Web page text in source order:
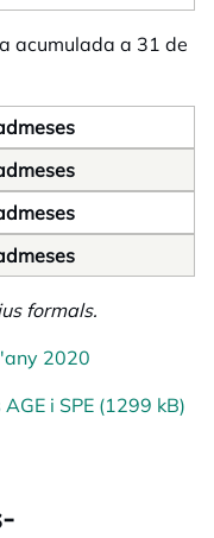
acumulada a 31 de
formals.
2020
i SPE (1299 kB)